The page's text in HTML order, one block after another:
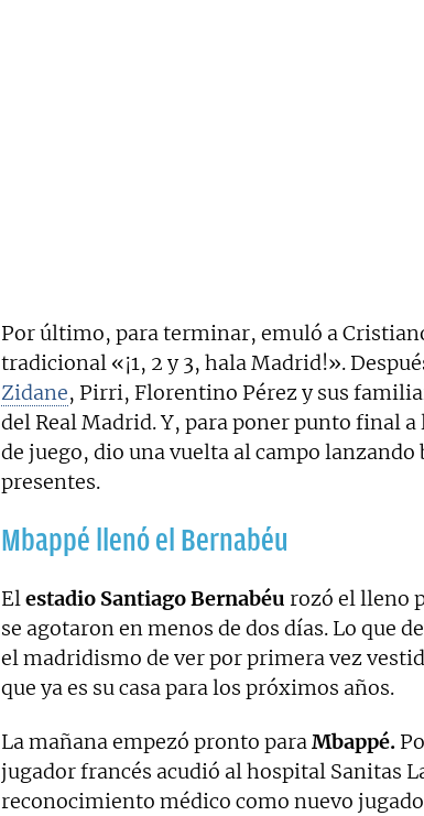
Por último, para terminar, emuló a
tradicional «¡1, 2 y 3, hala Madrid!».
Zidane, Pirri, Florentino Pérez y sus
del Real Madrid. Y, para poner punto final
de juego, dio una vuelta al campo lanzando
presentes.
Mbappé llenó el Bernabéu
Elestadio Santiago Bernabéu rozó el lleno
se agotaron en menos de dos días. Lo que
el madridismo de ver por primera vez
que ya es su casa para los próximos años.
La mañana empezó pronto paraMbappé.
jugador francés acudió al hospital Sanitas
reconocimiento médico como nuevo